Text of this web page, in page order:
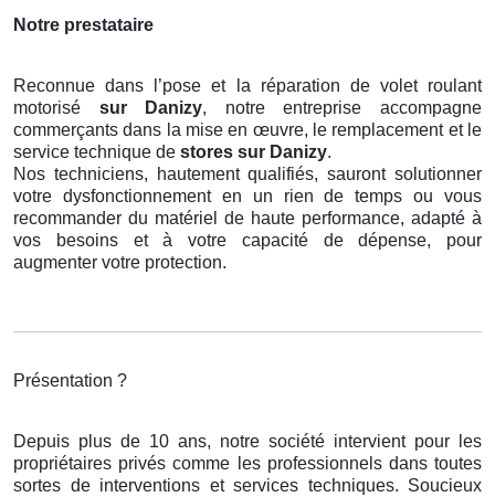
Notre prestataire
Reconnue dans l’pose et la réparation de volet roulant
motorisé sur Danizy, notre entreprise accompagne
commerçants dans la mise en œuvre, le remplacement et le
service technique de stores sur Danizy.
Nos techniciens, hautement qualifiés, sauront solutionner
votre dysfonctionnement en un rien de temps ou vous
recommander du matériel de haute performance, adapté à
vos besoins et à votre capacité de dépense, pour
augmenter votre protection.
Présentation ?
Depuis plus de 10 ans, notre société intervient pour les
propriétaires privés comme les professionnels dans toutes
sortes de interventions et services techniques. Soucieux